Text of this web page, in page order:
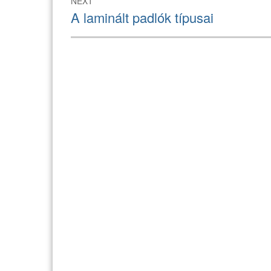
Next
post:
A laminált padlók típusai